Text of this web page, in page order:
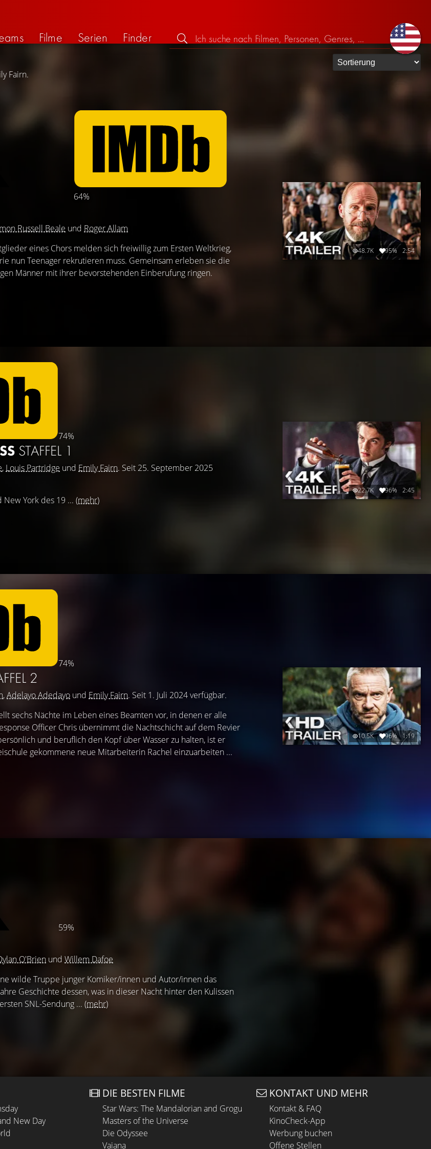
Filme Serien
Finder
Fairn.
64%
Russell Beale und Roger Allam
eines Chors melden sich freiwillig zum Ersten Weltkrieg,
nun Teenager rekrutieren muss. Gemeinsam erleben sie die
Männer mit ihrer bevorstehenden Einberufung ringen.
48.7K 95% 2:54
74%
STAFFEL 1
, Louis Partridge und Emily Fairn. Seit 25. September 2025
York des 19 ... (mehr)
22.7K 96% 2:45
74%
2
,Adelayo Adedayo und Emily Fairn. Seit 1. Juli 2024 verfügbar.
sechs Nächte im Leben eines Beamten vor, in denen er alle
Officer Chris übernimmt die Nachtschicht auf dem Revier
und beruflich den Kopf über Wasser zu halten, ist er
gekommene neue Mitarbeiterin Rachel einzuarbeiten ...
10.5K 96% 1:19
59%
O'Brien und Willem Dafoe
wilde Truppe junger Komiker/innen und Autor/innen das
Geschichte dessen, was in dieser Nacht hinter den Kulissen
SNL-Sendung ... (mehr)
New Day
DIE BESTEN FILME
Star Wars: The Mandalorian and Grogu
Masters of the Universe
Die Odyssee
Vaiana
KONTAKT UND MEHR
Kontakt & FAQ
KinoCheck-App
Werbung buchen
Offene Stellen